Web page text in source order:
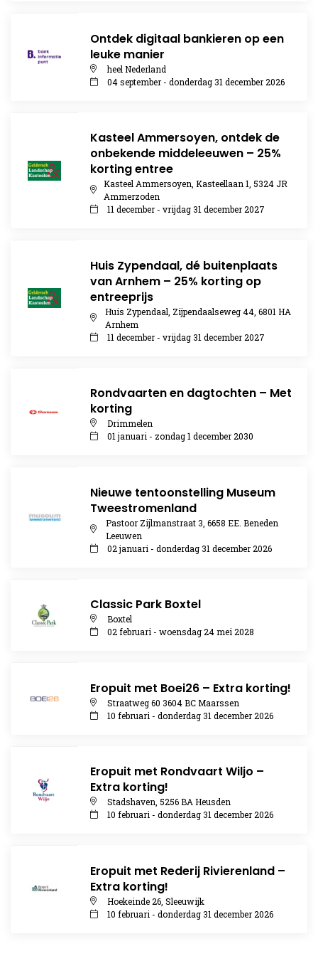
Ontdek digitaal bankieren op een
leuke manier
heel Nederland
04 september - donderdag 31 december 2026
Kasteel Ammersoyen, ontdek de
onbekende middeleeuwen – 25%
korting entree
Kasteel Ammersoyen, Kasteellaan 1, 5324 JR
Ammerzoden
11 december - vrijdag 31 december 2027
Huis Zypendaal, dé buitenplaats
van Arnhem – 25% korting op
entreeprijs
Huis Zypendaal, Zijpendaalseweg 44, 6801 HA
Arnhem
11 december - vrijdag 31 december 2027
Rondvaarten en dagtochten – Met
korting
Drimmelen
01 januari - zondag 1 december 2030
Nieuwe tentoonstelling Museum
Tweestromenland
Pastoor Zijlmanstraat 3, 6658 EE. Beneden
Leeuwen
02 januari - donderdag 31 december 2026
Classic Park Boxtel
Boxtel
02 februari - woensdag 24 mei 2028
Eropuit met Boei26 – Extra korting!
Straatweg 60 3604 BC Maarssen
10 februari - donderdag 31 december 2026
Eropuit met Rondvaart Wiljo –
Extra korting!
Stadshaven, 5256 BA Heusden
10 februari - donderdag 31 december 2026
Eropuit met Rederij Rivierenland –
Extra korting!
Hoekeinde 26, Sleeuwijk
10 februari - donderdag 31 december 2026